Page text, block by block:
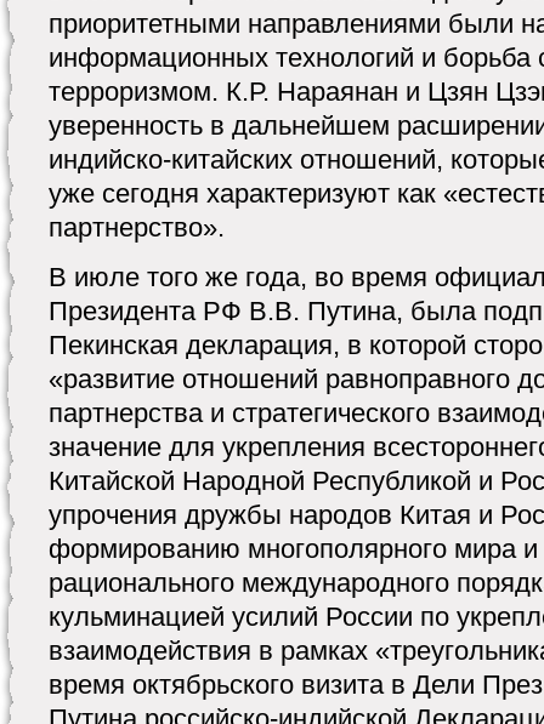
приоритетными направлениями были
информационных технологий и
терроризмом. К.Р. Нараянан и Цзян
уверенность в дальнейшем
индийско-китайских отношений,
уже сегодня характеризуют как
партнерство».
В июле того же года, во время
Президента РФ В.В. Путина, была
Пекинская декларация, в которой
«развитие отношений равноправного
партнерства и стратегического
значение для укрепления
Китайской Народной Республикой и
упрочения дружбы народов Китая и
формированию многополярного мира и
рационального международного
кульминацией усилий России по
взаимодействия в рамках
время октябрьского визита в Дели